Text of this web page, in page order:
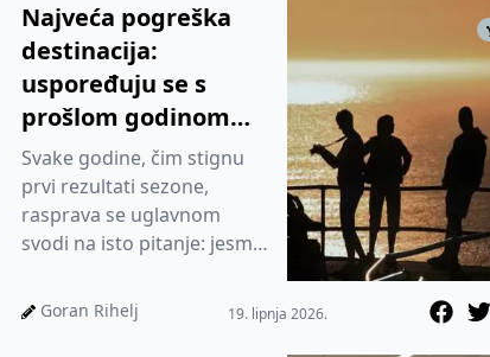
Najveća pogreška
destinacija:
uspoređuju se s
prošlom godinom
umjesto s
konkurencijom
Svake godine, čim stignu
prvi rezultati sezone,
rasprava se uglavnom
svodi na isto pitanje: jesmo
dolasci i noćenja u plusu...
Goran Rihelj 19. lipnja 2026.